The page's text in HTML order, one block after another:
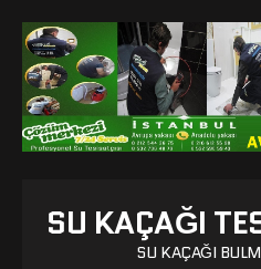
SU KAÇAĞI
SU KAÇAĞI